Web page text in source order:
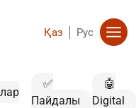
Қаз Рус
✅
Пайдалы
🤖
Digital